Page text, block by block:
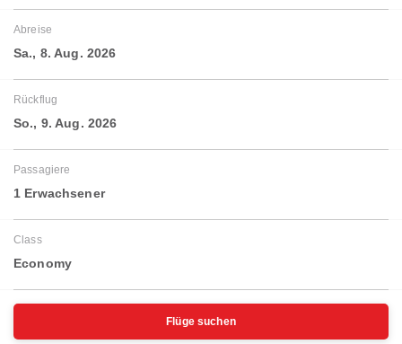
Abreise
Sa., 8. Aug. 2026
Rückflug
So., 9. Aug. 2026
Passagiere
1 Erwachsener
Class
Economy
Flüge suchen